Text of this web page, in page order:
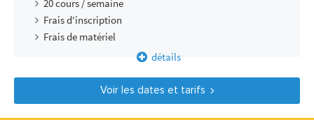
20 cours / semaine
Frais d'inscription
Frais de matériel
détails
Voir les dates et tarifs